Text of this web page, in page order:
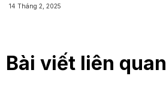
14 Tháng 2, 2025
Bài viết liên quan